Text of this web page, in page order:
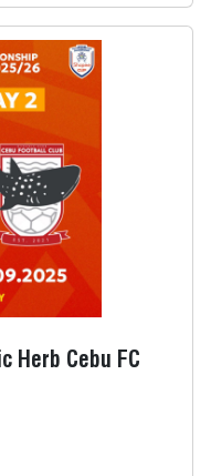
Herb Cebu FC